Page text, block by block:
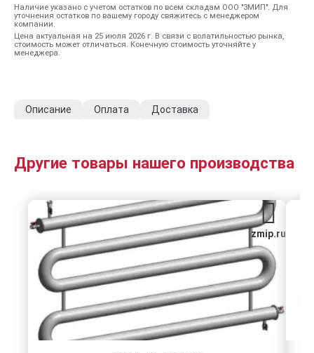
Наличие указано с учетом остатков по всем складам ООО "ЗМИП". Для
уточнения остатков по вашему городу свяжитесь с менеджером
компании.
Цена актуальная на 25 июля 2026 г. В связи с волатильностью рынка,
стоимость может отличаться. Конечную стоимость уточняйте у
менеджера.
Описание Оплата Доставка
Другие товары нашего производства
zmip.ru